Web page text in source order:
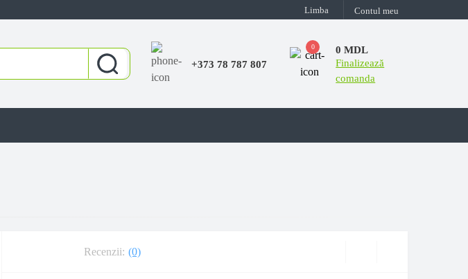
Limba Contul meu
+373 78 787 807
0
0 MDL
Finalizează
comanda
Recenzii: (0)